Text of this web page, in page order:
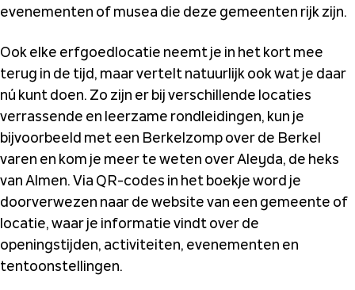
evenementen of musea die deze gemeenten rijk zijn.
Ook elke erfgoedlocatie neemt je in het kort mee
terug in de tijd, maar vertelt natuurlijk ook wat je daar
nú kunt doen. Zo zijn er bij verschillende locaties
verrassende en leerzame rondleidingen, kun je
bijvoorbeeld met een Berkelzomp over de Berkel
varen en kom je meer te weten over Aleyda, de heks
van Almen. Via QR-codes in het boekje word je
doorverwezen naar de website van een gemeente of
locatie, waar je informatie vindt over de
openingstijden, activiteiten, evenementen en
tentoonstellingen.